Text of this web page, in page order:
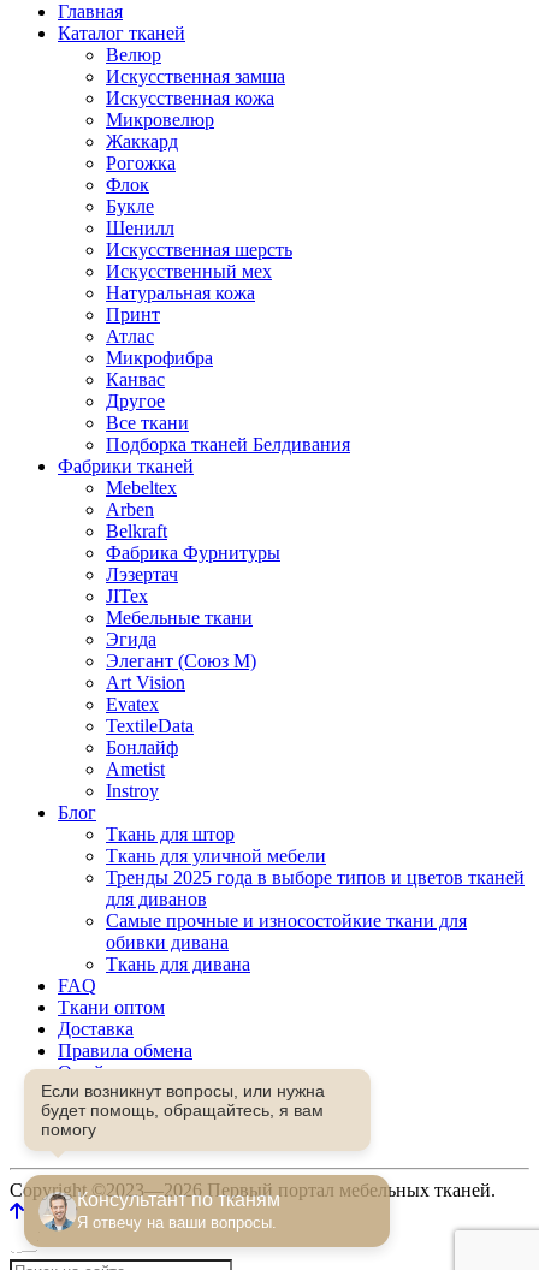
Если возникнут вопросы, или нужна
будет помощь, обращайтесь, я вам
помогу
Консультант по тканям
Я отвечу на ваши вопросы.
Главная
Каталог тканей
Велюр
Искусственная замша
Искусственная кожа
Микровелюр
Жаккард
Рогожка
Флок
Букле
Шенилл
Искусственная шерсть
Искусственный мех
Натуральная кожа
Принт
Атлас
Микрофибра
Канвас
Другое
Все ткани
Подборка тканей Белдивания
Фабрики тканей
Mebeltex
Arben
Belkraft
Фабрика Фурнитуры
Лэзертач
JITex
Мебельные ткани
Эгида
Элегант (Союз М)
Art Vision
Evatex
TextileData
Бонлайф
Ametist
Instroy
Блог
Ткань для штор
Ткань для уличной мебели
Тренды 2025 года в выборе типов и цветов тканей
для диванов
Самые прочные и износостойкие ткани для
обивки дивана
Ткань для дивана
FAQ
Ткани оптом
Доставка
Правила обмена
О сайте
Контакты
Избранное
Сравнение
Copyright ©2023—2026 Первый портал мебельных тканей.